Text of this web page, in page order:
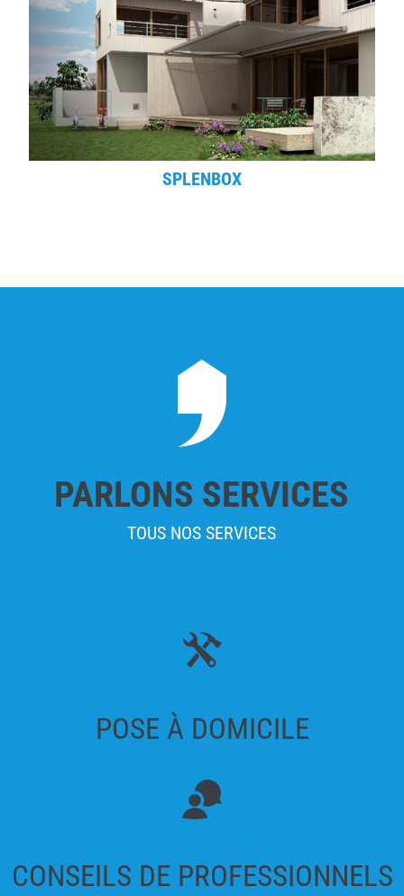
SPLENBOX
PARLONS SERVICES
TOUS NOS SERVICES
POSE À DOMICILE
CONSEILS DE PROFESSIONNELS